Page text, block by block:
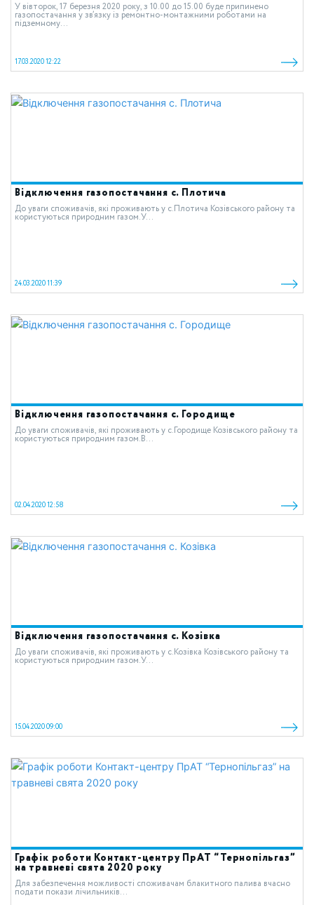
У вівторок, 17 березня 2020 року, з 10.00 до 15.00 буде припинено
газопостачання у зв’язку із ремонтно-монтажними роботами на
підземному...
17.03.2020 12:22
Відключення газопостачання с. Плотича
До уваги споживачів, які проживають у c.Плотича Козівського району та
користуються природним газом.У...
24.03.2020 11:39
Відключення газопостачання с. Городище
До уваги споживачів, які проживають у c.Городище Козівського району та
користуються природним газом.В...
02.04.2020 12:58
Відключення газопостачання с. Козівка
До уваги споживачів, які проживають у c.Козівка Козівського району та
користуються природним газом.У...
15.04.2020 09:00
Графік роботи Контакт-центру ПрАТ “Тернопільгаз”
на травневі свята 2020 року
Для забезпечення можливості споживачам блакитного палива вчасно
подати покази лічильників...